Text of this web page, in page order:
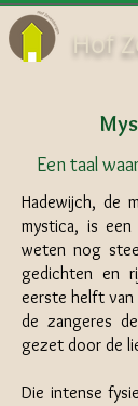
Hof
Een taal
Hadewijch, de
mystica, is een
weten nog
gedichten en
eerste helft van
de zangeres
gezet door de
Die intense